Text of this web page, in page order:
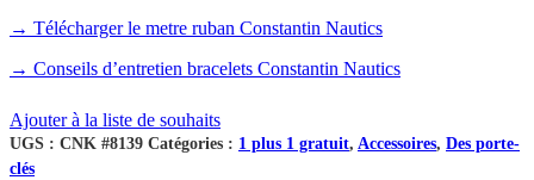
→ Télécharger le metre ruban Constantin Nautics
→ Conseils d’entretien bracelets Constantin Nautics
Ajouter à la liste de souhaits
UGS : CNK #8139 Catégories : 1 plus 1 gratuit, Accessoires, Des porte-
clés